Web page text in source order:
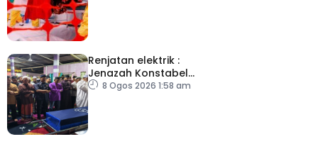
Renjatan elektrik :
Jenazah Konstabel
Muhammad Raimi
8 Ogos 2026 1:58 am